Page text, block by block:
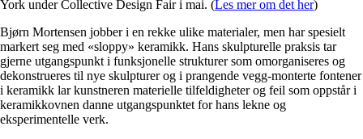
York under Collective Design Fair i mai. (Les mer om det her)
Bjørn Mortensen jobber i en rekke ulike materialer, men har spesielt
markert seg med «sloppy» keramikk. Hans skulpturelle praksis tar
gjerne utgangspunkt i funksjonelle strukturer som omorganiseres og
dekonstrueres til nye skulpturer og i prangende vegg-monterte fontener
i keramikk lar kunstneren materielle tilfeldigheter og feil som oppstår i
keramikkovnen danne utgangspunktet for hans lekne og
eksperimentelle verk.